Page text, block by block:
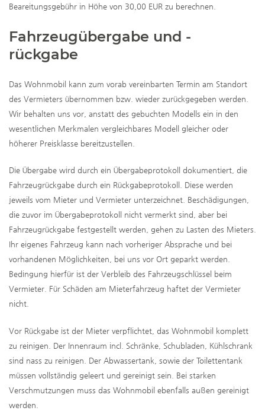
Beareitungsgebühr in Höhe von 30,00 EUR zu berechnen.
Fahrzeugübergabe und -
rückgabe
Das Wohnmobil kann zum vorab vereinbarten Termin am Standort
des Vermieters übernommen bzw. wieder zurückgegeben werden.
Wir behalten uns vor, anstatt des gebuchten Modells ein in den
wesentlichen Merkmalen vergleichbares Modell gleicher oder
höherer Preisklasse bereitzustellen.
Die Übergabe wird durch ein Übergabeprotokoll dokumentiert, die
Fahrzeugrückgabe durch ein Rückgabeprotokoll. Diese werden
jeweils vom Mieter und Vermieter unterzeichnet. Beschädigungen,
die zuvor im Übergabeprotokoll nicht vermerkt sind, aber bei
Fahrzeugrückgabe festgestellt werden, gehen zu Lasten des Mieters.
Ihr eigenes Fahrzeug kann nach vorheriger Absprache und bei
vorhandenen Möglichkeiten, bei uns vor Ort geparkt werden.
Bedingung hierfür ist der Verbleib des Fahrzeugschlüssel beim
Vermieter. Für Schäden am Mieterfahrzeug haftet der Vermieter
nicht.
Vor Rückgabe ist der Mieter verpflichtet, das Wohnmobil komplett
zu reinigen. Der Innenraum incl. Schränke, Schubladen, Kühlschrank
sind nass zu reinigen. Der Abwassertank, sowie der Toilettentank
müssen vollständig geleert und gereinigt sein. Bei starken
Verschmutzungen muss das Wohnmobil ebenfalls außen gereinigt
werden.